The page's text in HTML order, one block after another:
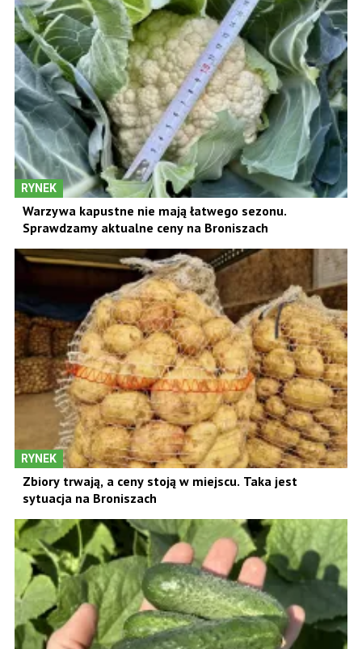
INFORMACJE Z FIRM
Sakata zaprasza producentów, dystrybutorów i
przetwórców buraka ćwikłowego na Dzień Buraka
RYNEK
Warzywa kapustne nie mają łatwego sezonu.
Sprawdzamy aktualne ceny na Broniszach
RYNEK